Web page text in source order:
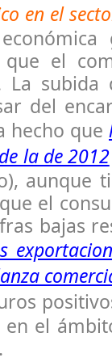
en el
el
subida
del
hecho que
la de 2012
aunque
el
bajas
en el